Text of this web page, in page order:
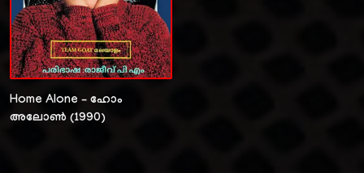
Home Alone – ഹോം
അലോൺ (1990)